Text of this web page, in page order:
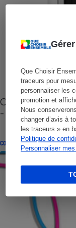
Que Choisir
traceurs pour
personnaliser les
promotion et
Nous
changer d’avis à
les traceurs » en
Politique de
Personnaliser
Cafetière à
- Premières
CONSEILS